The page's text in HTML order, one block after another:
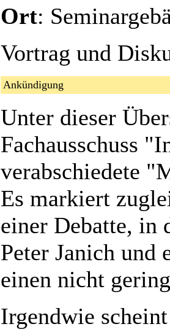
Ort:
Vortrag und
Ankündigung
Unter dieser
Fachausschuss
verabschiedete
Es markiert
einer Debatte, in
Peter Janich
einen nicht
Irgendwie